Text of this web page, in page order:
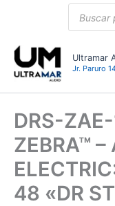
Ultramar
Jr. Paruro
DRS-ZAE-
ZEBRA™
48 «DR